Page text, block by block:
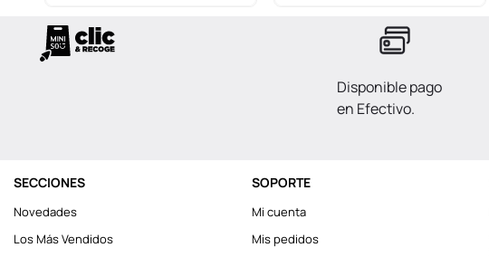
Disponible pago
en Efectivo.
SECCIONES
Novedades
Los Más Vendidos
SOPORTE
Mi cuenta
Mis pedidos